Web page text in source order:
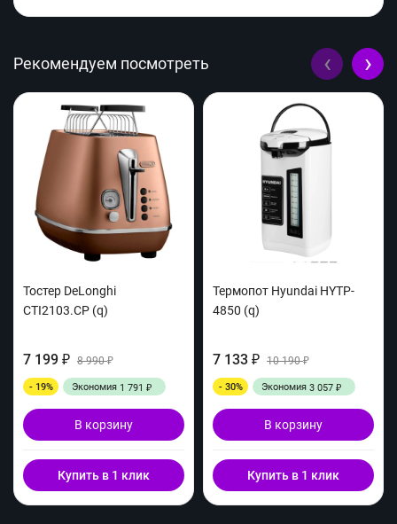
Рекомендуем посмотреть
Тостер DeLonghi
CTI2103.CP (q)
7 199 ₽ 8 990₽
- 19% Экономия 1 791 ₽
В корзину
Купить в 1 клик
Термопот Hyundai HYTP-
4850 (q)
7 133 ₽ 10 190₽
- 30% Экономия 3 057 ₽
В корзину
Купить в 1 клик
‹ ›